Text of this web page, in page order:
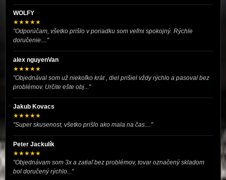
WOLFY
★★★★★
"Odporúčam, všetko prišlo v poriadku som veľmi spokojný. Rýchle
doručenie...."
alex nguyenVan
★★★★★
"Objednával som už niekoľko krát , diel prišiel vždy rýchlo a pasoval bez
problémov. Určite ešte obj..."
Jakub Kovacs
★★★★★
"Super skusenost, všetko prišlo ako mala na čas...."
Peter Jackulík
★★★★★
"Objednávam som 3x a zatiaľ bez problémov, tovar označený skladom
bol doručený rýchlo..."